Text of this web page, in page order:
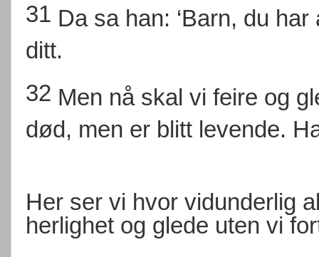
31 Da sa han: ‘Barn, du
ditt.
32 Men nå skal vi feire og
død, men er blitt levende.
Her ser vi hvor vidunderlig
herlighet og glede uten vi